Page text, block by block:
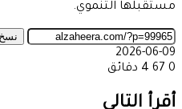
مستقبلها التنموي.
2026-06-09
0
4 دقائق
عبر
أقرأ التالي